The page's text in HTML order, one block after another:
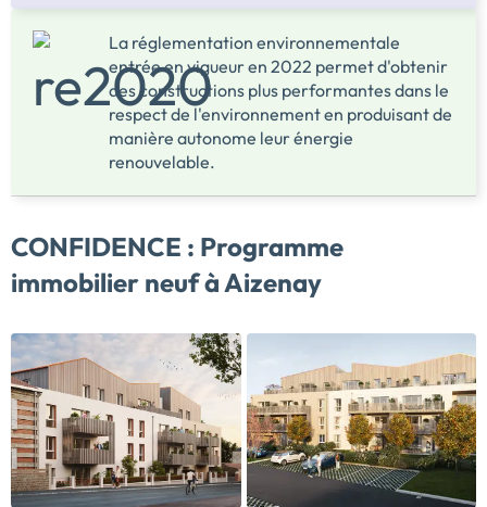
La réglementation environnementale
entrée en vigueur en 2022 permet d'obtenir
des constructions plus performantes dans le
respect de l'environnement en produisant de
manière autonome leur énergie
renouvelable.
CONFIDENCE : Programme
immobilier neuf à Aizenay